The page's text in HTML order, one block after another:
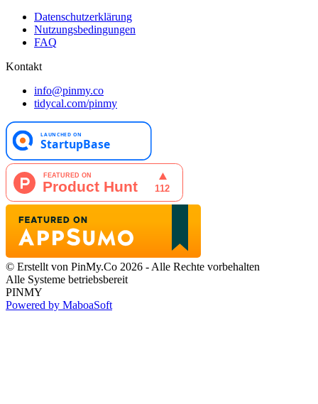
Datenschutzerklärung
Nutzungsbedingungen
FAQ
Kontakt
info@pinmy.co
tidycal.com/pinmy
© Erstellt von PinMy.Co 2026 - Alle Rechte vorbehalten
Alle Systeme betriebsbereit
PINMY
Powered by MaboaSoft